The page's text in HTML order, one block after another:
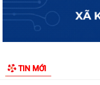
TIN MỚI
29/7/2026
Công khai tình hình tiếp
27/7/2026